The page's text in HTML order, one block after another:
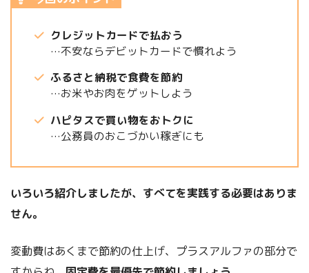
クレジットカードで払おう
…不安ならデビットカードで慣れよう
ふるさと納税で食費を節約
…お米やお肉をゲットしよう
ハピタスで買い物をおトクに
…公務員のおこづかい稼ぎにも
いろいろ紹介しましたが、すべてを実践する必要はありま
せん。
変動費はあくまで節約の仕上げ、プラスアルファの部分で